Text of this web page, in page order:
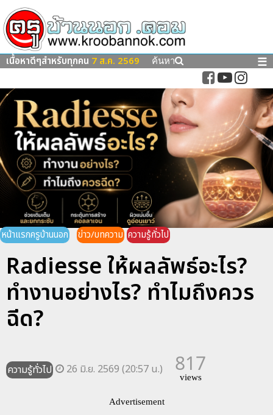
เนื้อหาดีๆสำหรับทุกคน 7 ส.ค. 2569 ค้นหา ☰
หน้าแรกครูบ้านนอก ข่าว/บทความ ความรู้ทั่วไป
Radiesse ให้ผลลัพธ์อะไร?
ทำงานอย่างไร? ทำไมถึงควร
ฉีด?
ความรู้ทั่วไป 26 มิ.ย. 2569 (20:57 น.) 817
views
Advertisement